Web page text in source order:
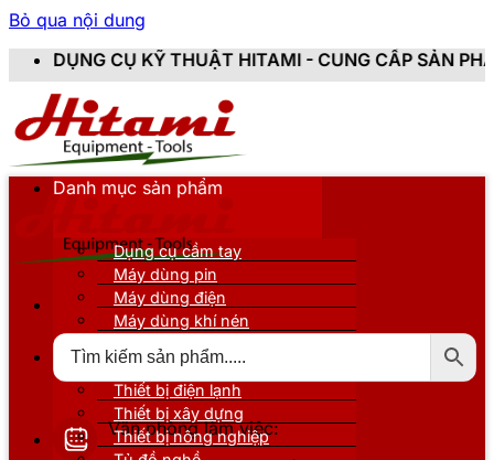
Bỏ qua nội dung
THUẬT HITAMI - CUNG CẤP SẢN PHẨM CHÍNH
Văn phòng làm việc:
Danh mục sản phẩm
Dụng cụ cầm tay
Máy dùng pin
Máy dùng điện
Máy dùng khí nén
Thiết bị nâng đỡ
Thiết bị điện lạnh
Thiết bị xây dựng
Thiết bị nông nghiệp